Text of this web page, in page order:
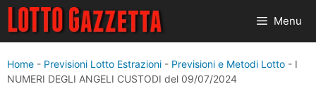
Vai
contenuto
Menu
Home - Previsioni Lotto Estrazioni - Previsioni e Metodi Lotto - I
NUMERI DEGLI ANGELI CUSTODI del 09/07/2024